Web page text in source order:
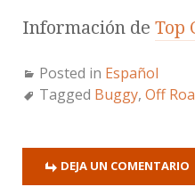
Información de Top
Posted in Español
Tagged Buggy, Off
DEJA UN COMENTARIO